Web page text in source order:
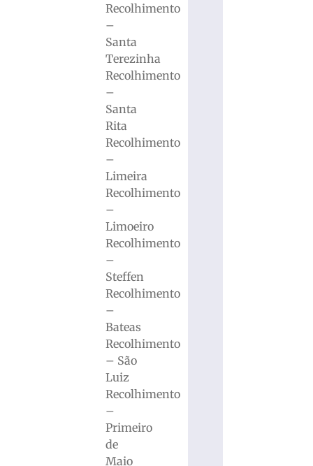
Recolhimento
–
Santa
Terezinha
Recolhimento
–
Santa
Rita
Recolhimento
–
Limeira
Recolhimento
–
Limoeiro
Recolhimento
–
Steffen
Recolhimento
–
Bateas
Recolhimento
– São
Luiz
Recolhimento
–
Primeiro
de
Maio